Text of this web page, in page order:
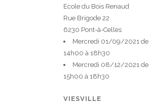
Ecole du Bois Renaud
Rue Brigode 22
6230 Pont-à-Celles
Mercredi 01/09/2021 de
14h00 à 18h30
Mercredi 08/12/2021 de
15h00 à 18h30
VIESVILLE